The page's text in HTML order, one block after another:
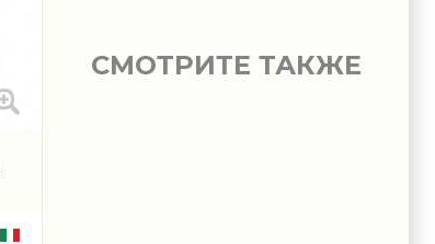
СМОТРИТЕ ТАКЖЕ